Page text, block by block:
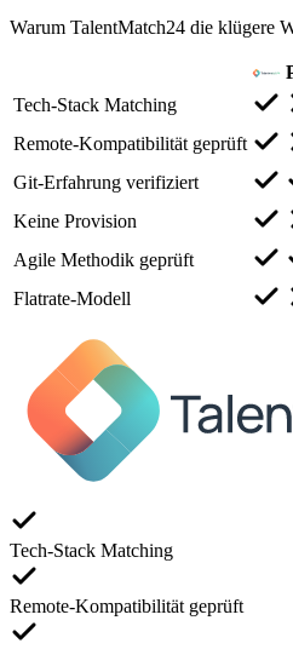
Warum TalentMatch24 die klügere
Tech-Stack Matching
Remote-Kompatibilität geprüft
Git-Erfahrung verifiziert
Keine Provision
Agile Methodik geprüft
Flatrate-Modell
Tech-Stack Matching
Remote-Kompatibilität geprüft